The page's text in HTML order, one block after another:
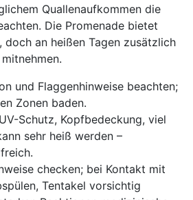
Quallenaufkommen die
Die Promenade bietet
doch an heißen Tagen zusätzlich
und Flaggenhinweise beachten;
Zonen baden.
Schutz, Kopfbedeckung, viel
sehr heiß werden –
checken; bei Kontakt mit
Tentakel vorsichtig